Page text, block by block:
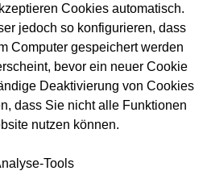
Cookies automatisch.
jedoch so konfigurieren, dass
Computer gespeichert werden
bevor ein neuer Cookie
Deaktivierung von Cookies
dass Sie nicht alle Funktionen
nutzen können.
Tools